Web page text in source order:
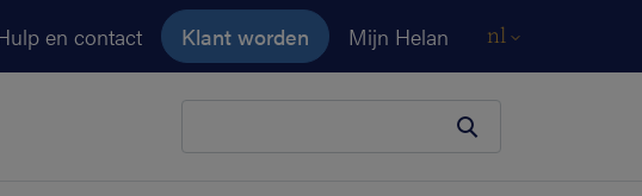
en contact Klant worden Mijn Helan nl